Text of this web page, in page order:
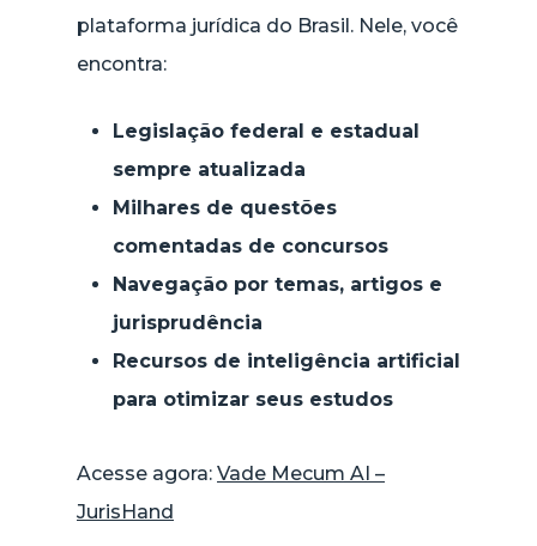
plataforma jurídica do Brasil. Nele, você
encontra:
Legislação federal e estadual
sempre atualizada
Milhares de questões
comentadas de concursos
Navegação por temas, artigos e
jurisprudência
Recursos de inteligência artificial
para otimizar seus estudos
Acesse agora: Vade Mecum AI –
JurisHand